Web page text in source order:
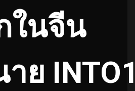
ในจีน
าย